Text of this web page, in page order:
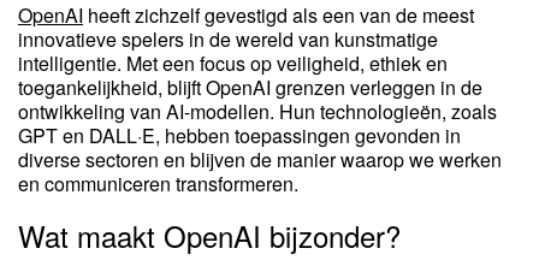
OpenAI heeft zichzelf gevestigd als een van de meest
innovatieve spelers in de wereld van kunstmatige
intelligentie. Met een focus op veiligheid, ethiek en
toegankelijkheid, blijft OpenAI grenzen verleggen in de
ontwikkeling van AI-modellen. Hun technologieën, zoals
GPT en DALL·E, hebben toepassingen gevonden in
diverse sectoren en blijven de manier waarop we werken
en communiceren transformeren.
Wat maakt OpenAI bijzonder?